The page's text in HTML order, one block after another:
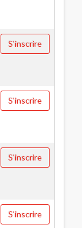
S'inscrire
S'inscrire
S'inscrire
S'inscrire